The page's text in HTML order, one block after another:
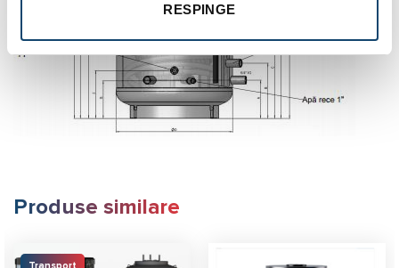
RESPINGE
Produse similare
Transport